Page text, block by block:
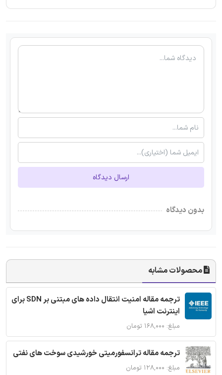
ارسال دیدگاه
بدون دیدگاه
محصولات مشابه
ترجمه مقاله امنیت انتقال داده های مبتنی بر SDN برای
اینترنت اشیا
مبلغ: ۱۶۸,۰۰۰ تومان
ترجمه مقاله ترانسفورمیتی خورشیدی سوخت های نفتی
مبلغ: ۱۲۸,۰۰۰ تومان